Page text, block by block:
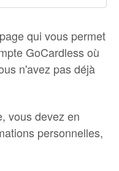
qui vous permet
GoCardless où
n'avez pas déjà
vous devez en
personnelles,